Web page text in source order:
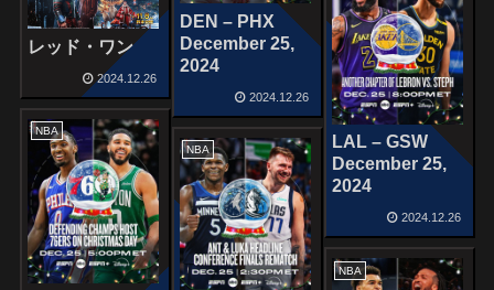
DEN – PHX
December 25,
2024
2024.12.26
レッド・ワン
2024.12.26
LAL – GSW
December 25,
2024
2024.12.26
NBA
NBA
NBA